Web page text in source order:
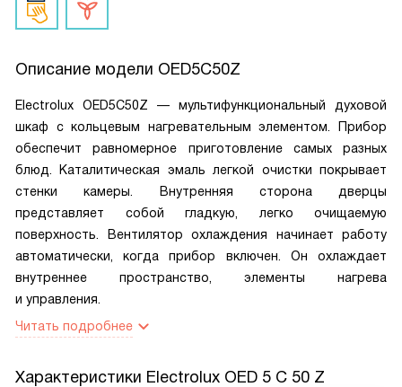
Описание модели OED5C50Z
Electrolux OED5C50Z — мультифункциональный духовой
шкаф с кольцевым нагревательным элементом. Прибор
обеспечит равномерное приготовление самых разных
блюд. Каталитическая эмаль легкой очистки покрывает
стенки камеры. Внутренняя сторона дверцы
представляет собой гладкую, легко очищаемую
поверхность. Вентилятор охлаждения начинает работу
автоматически, когда прибор включен. Он охлаждает
внутреннее пространство, элементы нагрева
и управления.
Читать подробнее
Характеристики Electrolux OED 5 C 50 Z